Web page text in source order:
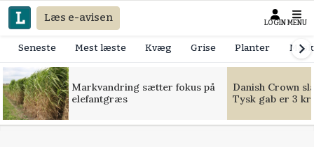
Læs e-avisen LOGIN MENU
Seneste Mest læste Kvæg Grise Planter
Markvandring sætter fokus på
elefantgræs
Danish Crown
Tysk gab er 3